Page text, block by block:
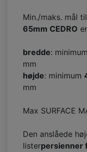
Min./maks. mål til
65mm CEDRO
bredde: minimum
mm
højde: minimum
mm
Max SURFACE
Den anslåede
listerpersienner